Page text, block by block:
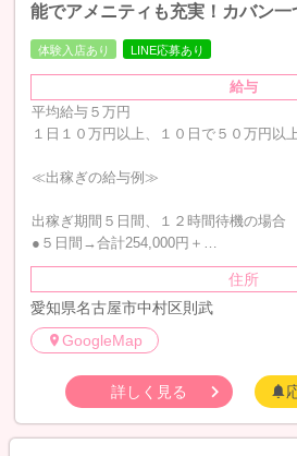
能でアメニティも充実！カバン一
体験入店あり LINE応募あり
給与
平均給与５万円
１日１０万円以上、１０日で５０万円以
≪出稼ぎの給与例≫
出稼ぎ期間５日間、１２時間待機の場合
●５日間→合計254,000円＋…
住所
愛知県名古屋市中村区則武
GoogleMap
詳しく見る